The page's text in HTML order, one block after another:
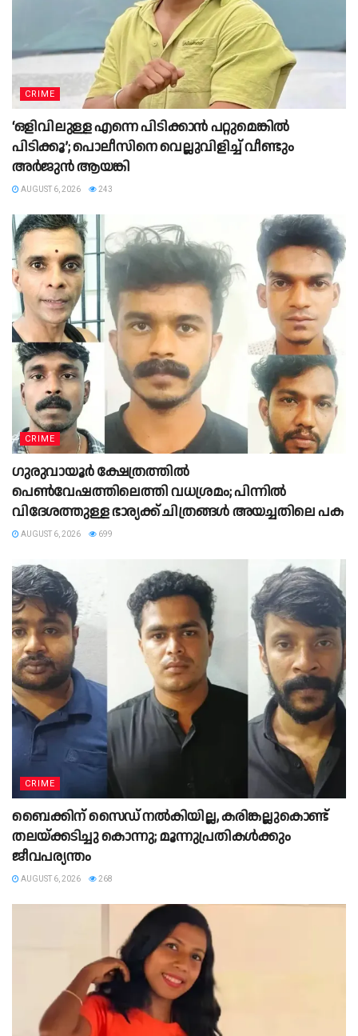
CRIME
‘ഒളിവിലുള്ള എന്നെ പിടിക്കാൻ പറ്റുമെങ്കിൽ
പിടിക്കൂ’; പൊലീസിനെ വെല്ലുവിളിച്ച് വീണ്ടും
അർജുൻ ആയങ്കി
AUGUST 6, 2026 243
CRIME
ഗുരുവായൂർ ക്ഷേത്രത്തിൽ
പെൺവേഷത്തിലെത്തി വധശ്രമം; പിന്നിൽ
വിദേശത്തുള്ള ഭാര്യക്ക് ചിത്രങ്ങൾ അയച്ചതിലെ പക
AUGUST 6, 2026 699
CRIME
ബൈക്കിന് സൈഡ് നൽകിയില്ല, കരിങ്കല്ലുകൊണ്ട്
തലയ്ക്കടിച്ചു കൊന്നു; മൂന്നുപ്രതികൾക്കും
ജീവപര്യന്തം
AUGUST 6, 2026 268